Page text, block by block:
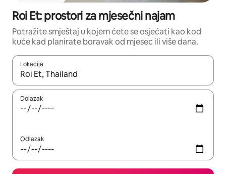
Roi Et: prostori za mjesečni najam
Potražite smještaj u kojem ćete se osjećati kao kod
kuće kad planirate boravak od mjesec ili više dana.
Lokacija
Kada budu dostupni rezultati, moći ćete ih pregledati
Dolazak
Odlazak